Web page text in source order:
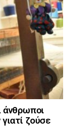
άνθρωποι
ζούσε